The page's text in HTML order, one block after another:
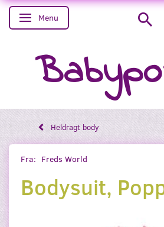
Skifte navigation
Menu
Heldragt body
Fra: Freds World
Bodysuit,